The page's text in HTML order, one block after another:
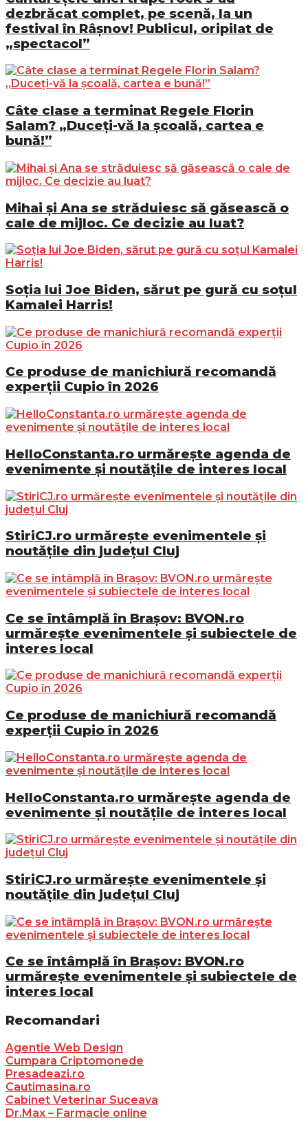
dezbrăcat complet, pe scenă, la un
festival în Râșnov! Publicul, oripilat de
„spectacol”
Câte clase a terminat Regele Florin
Salam? „Duceți-vă la școală, cartea e
bună!”
Mihai și Ana se străduiesc să găsească o
cale de mijloc. Ce decizie au luat?
Soția lui Joe Biden, sărut pe gură cu soțul
Kamalei Harris!
Ce produse de manichiură recomandă
experții Cupio în 2026
HelloConstanta.ro urmărește agenda de
evenimente și noutățile de interes local
StiriCJ.ro urmărește evenimentele și
noutățile din județul Cluj
Ce se întâmplă în Brașov: BVON.ro
urmărește evenimentele și subiectele de
interes local
Ce produse de manichiură recomandă
experții Cupio în 2026
HelloConstanta.ro urmărește agenda de
evenimente și noutățile de interes local
StiriCJ.ro urmărește evenimentele și
noutățile din județul Cluj
Ce se întâmplă în Brașov: BVON.ro
urmărește evenimentele și subiectele de
interes local
Recomandari
Agentie Web Design
Cumpara Criptomonede
Presadeazi.ro
Cautimasina.ro
Cabinet Veterinar Suceava
Dr.Max – Farmacie online